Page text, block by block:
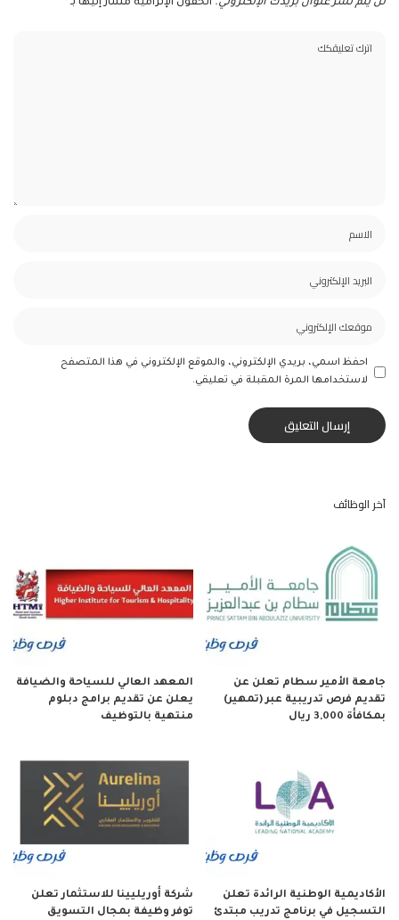
لن يتم نشر عنوان بريدك الإلكتروني. الحقول الإلزامية مشار إليها بـ *
احفظ اسمي، بريدي الإلكتروني، والموقع الإلكتروني في هذا المتصفح
لاستخدامها المرة المقبلة في تعليقي.
آخر الوظائف
جامعة الأمير سطام تعلن عن
تقديم فرص تدريبية عبر (تمهير)
بمكافأة 3,000 ريال
المعهد العالي للسياحة والضيافة
يعلن عن تقديم برامج دبلوم
منتهية بالتوظيف
الأكاديمية الوطنية الرائدة تعلن
التسجيل في برنامج تدريب مبتدئ
شركة أوريليينا للاستثمار تعلن
توفر وظيفة بمجال التسويق